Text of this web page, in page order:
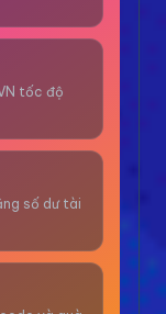
tốc độ
số dư tài